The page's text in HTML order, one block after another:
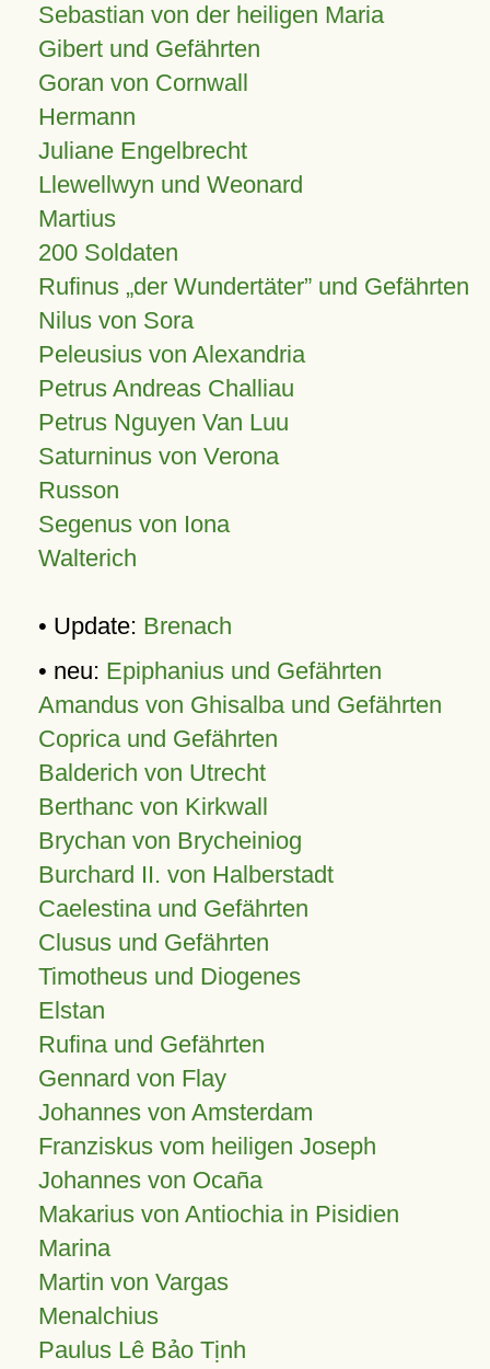
Sebastian von der heiligen Maria
Gibert und Gefährten
Goran von Cornwall
Hermann
Juliane Engelbrecht
Llewellwyn und Weonard
Martius
200 Soldaten
Rufinus „der Wundertäter” und Gefährten
Nilus von Sora
Peleusius von Alexandria
Petrus Andreas Challiau
Petrus Nguyen Van Luu
Saturninus von Verona
Russon
Segenus von Iona
Walterich
• Update: Brenach
• neu: Epiphanius und Gefährten
Amandus von Ghisalba und Gefährten
Coprica und Gefährten
Balderich von Utrecht
Berthanc von Kirkwall
Brychan von Brycheiniog
Burchard II. von Halberstadt
Caelestina und Gefährten
Clusus und Gefährten
Timotheus und Diogenes
Elstan
Rufina und Gefährten
Gennard von Flay
Johannes von Amsterdam
Franziskus vom heiligen Joseph
Johannes von Ocaña
Makarius von Antiochia in Pisidien
Marina
Martin von Vargas
Menalchius
Paulus Lê Bảo Tịnh